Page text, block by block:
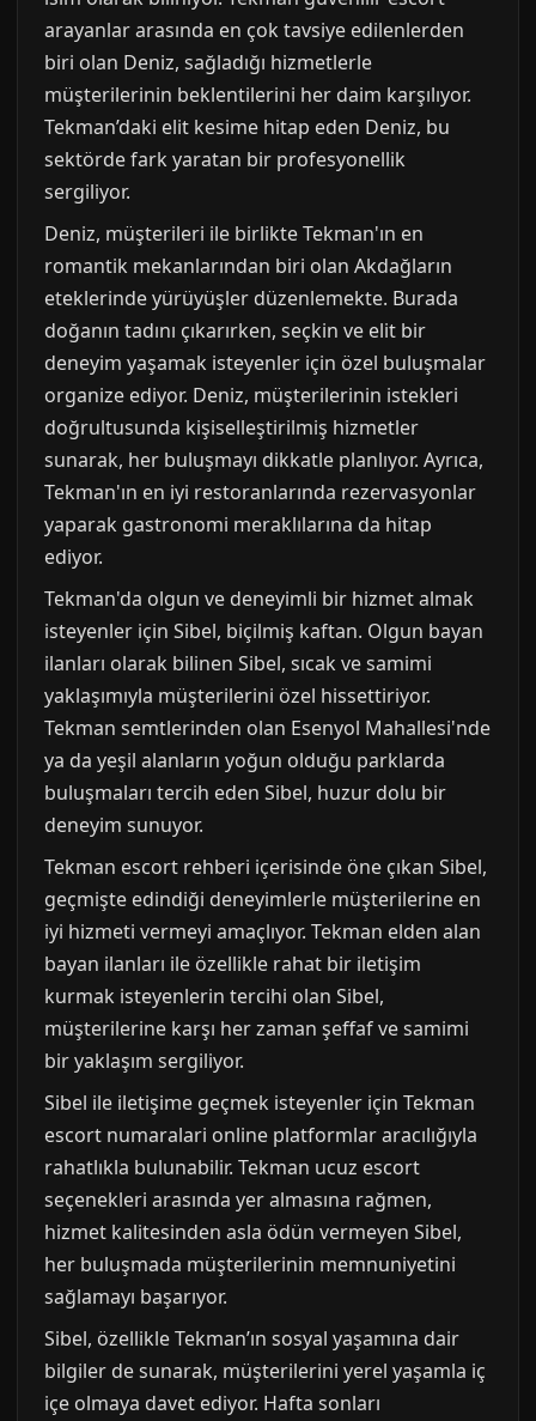
arayanlar arasında en çok tavsiye edilenlerden
biri olan Deniz, sağladığı hizmetlerle
müşterilerinin beklentilerini her daim karşılıyor.
Tekman’daki elit kesime hitap eden Deniz, bu
sektörde fark yaratan bir profesyonellik
sergiliyor.
Deniz, müşterileri ile birlikte Tekman'ın en
romantik mekanlarından biri olan Akdağların
eteklerinde yürüyüşler düzenlemekte. Burada
doğanın tadını çıkarırken, seçkin ve elit bir
deneyim yaşamak isteyenler için özel buluşmalar
organize ediyor. Deniz, müşterilerinin istekleri
doğrultusunda kişiselleştirilmiş hizmetler
sunarak, her buluşmayı dikkatle planlıyor. Ayrıca,
Tekman'ın en iyi restoranlarında rezervasyonlar
yaparak gastronomi meraklılarına da hitap
ediyor.
Tekman'da olgun ve deneyimli bir hizmet almak
isteyenler için Sibel, biçilmiş kaftan. Olgun bayan
ilanları olarak bilinen Sibel, sıcak ve samimi
yaklaşımıyla müşterilerini özel hissettiriyor.
Tekman semtlerinden olan Esenyol Mahallesi'nde
ya da yeşil alanların yoğun olduğu parklarda
buluşmaları tercih eden Sibel, huzur dolu bir
deneyim sunuyor.
Tekman escort rehberi içerisinde öne çıkan Sibel,
geçmişte edindiği deneyimlerle müşterilerine en
iyi hizmeti vermeyi amaçlıyor. Tekman elden alan
bayan ilanları ile özellikle rahat bir iletişim
kurmak isteyenlerin tercihi olan Sibel,
müşterilerine karşı her zaman şeffaf ve samimi
bir yaklaşım sergiliyor.
Sibel ile iletişime geçmek isteyenler için Tekman
escort numaralari online platformlar aracılığıyla
rahatlıkla bulunabilir. Tekman ucuz escort
seçenekleri arasında yer almasına rağmen,
hizmet kalitesinden asla ödün vermeyen Sibel,
her buluşmada müşterilerinin memnuniyetini
sağlamayı başarıyor.
Sibel, özellikle Tekman’ın sosyal yaşamına dair
bilgiler de sunarak, müşterilerini yerel yaşamla iç
içe olmaya davet ediyor. Hafta sonları